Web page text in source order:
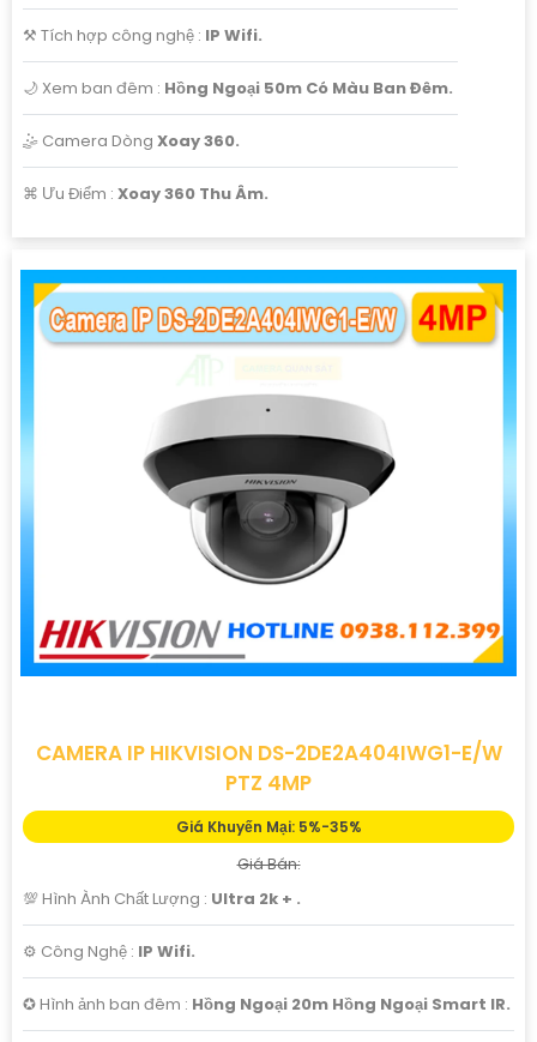
⚒ Tích hợp công nghệ : IP Wifi.
🌙 Xem ban đêm : Hồng Ngoại 50m Có Màu Ban Đêm.
🤹 Camera Dòng Xoay 360.
️⌘ Ưu Điểm : Xoay 360 Thu Âm.
CAMERA IP HIKVISION DS-2DE2A404IWG1-E/W
PTZ 4MP
Giá Khuyến Mại: 5%-35%
Giá Bán:
💯 Hình Ành Chất Lượng : Ultra 2k + .
⚙ Công Nghệ : IP Wifi.
✪ Hình ảnh ban đêm : Hồng Ngoại 20m Hồng Ngoại Smart IR.